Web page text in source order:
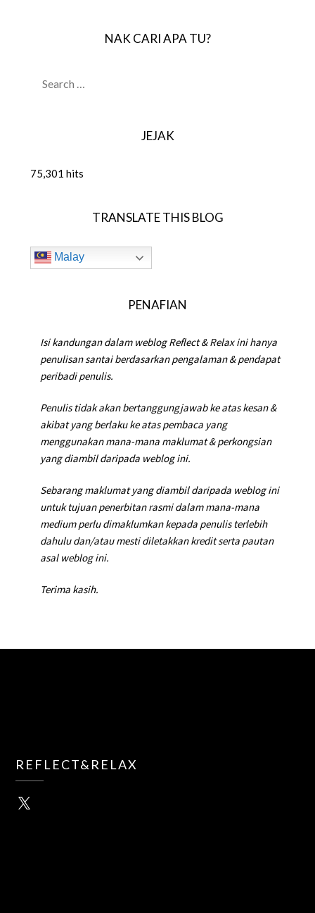
NAK CARI APA TU?
FOR:
JEJAK
75,301 hits
TRANSLATE THIS BLOG
Malay
PENAFIAN
Isi kandungan dalam weblog Reflect & Relax ini hanya
penulisan santai berdasarkan pengalaman & pendapat
peribadi penulis.
Penulis tidak akan bertanggungjawab ke atas kesan &
akibat yang berlaku ke atas pembaca yang
menggunakan mana-mana maklumat & perkongsian
yang diambil daripada weblog ini.
Sebarang maklumat yang diambil daripada weblog ini
untuk tujuan penerbitan rasmi dalam mana-mana
medium perlu dimaklumkan kepada penulis terlebih
dahulu dan/atau mesti diletakkan kredit serta pautan
asal weblog ini.
Terima kasih.
REFLECT&RELAX
X